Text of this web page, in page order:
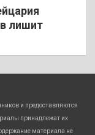
лишит
и предоставляются
принадлежат их
материала не